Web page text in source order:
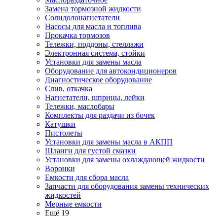
Замена тормозной жидкости
Солидолонагнетатели
Насосы для масла и топлива
Прокачка тормозов
Тележки, поддоны, стеллажи
Электронная система, стойки
Установки для замены масла
Оборудование для автокондиционеров
Диагностическое оборудование
Слив, откачка
Нагнетатели, шприцы, лейки
Тележки, маслобары
Комплекты для раздачи из бочек
Катушки
Пистолеты
Установки для замены масла в АКПП
Шланги для густой смазки
Установки для замены охлаждающей жидкости
Воронки
Емкости для сбора масла
Запчасти для оборудования замены технических
жидкостей
Мерные емкости
Ещё 19